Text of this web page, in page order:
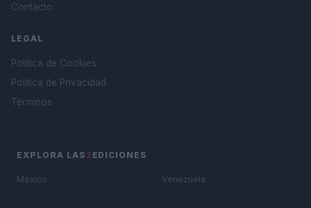
Contacto
LEGAL
Política de Cookies
Política de Privacidad
Términos
EXPLORA LAS 2 EDICIONES
México Venezuela